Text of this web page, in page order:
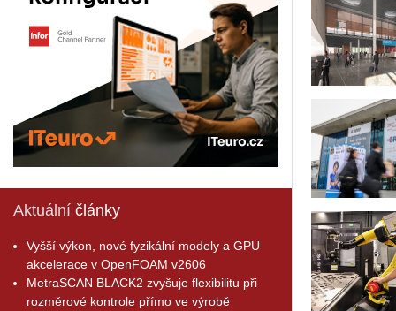
Aktuální články
Vyšší výkon, nové fyzikální modely a GPU
akcelerace v OpenFOAM v2606
MetraSCAN BLACK2 zvyšuje flexibilitu při
rozměrové kontrole přímo ve výrobě